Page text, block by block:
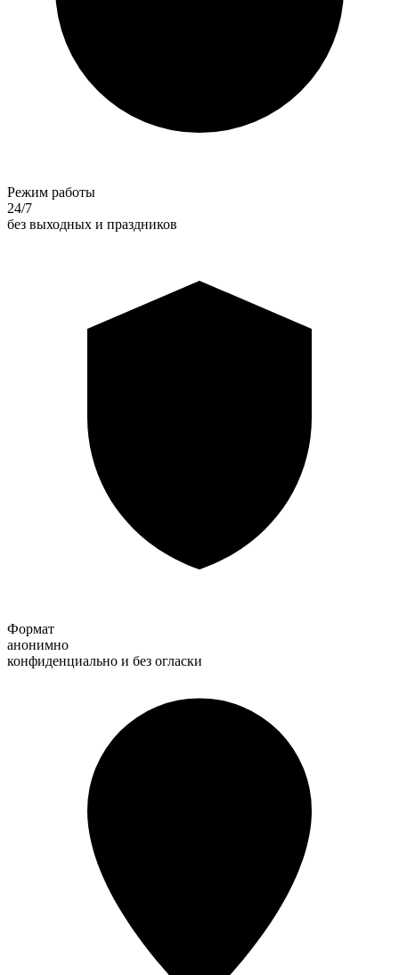
Режим работы
24/7
без выходных и праздников
Формат
анонимно
конфиденциально и без огласки